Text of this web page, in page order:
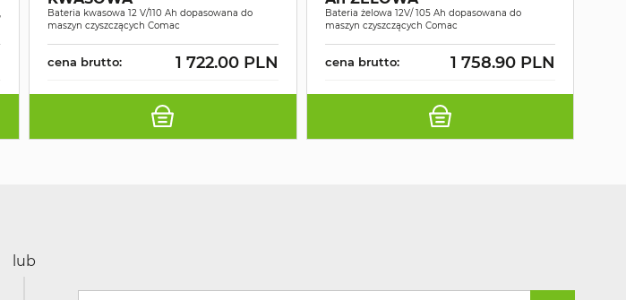
Bateria kwasowa 12 V/110 Ah dopasowana do
maszyn czyszczących Comac
cena brutto: 1 722.00 PLN
Bateria żelowa 12V/ 105 Ah dopasowana do
maszyn czyszczących Comac
cena brutto: 1 758.90 PLN
lub